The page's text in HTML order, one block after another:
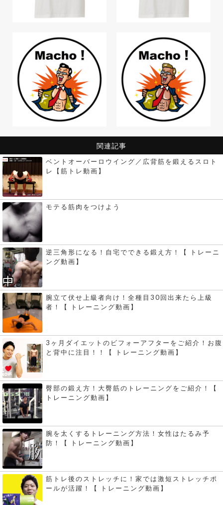
関連記事
ベントオーバーロウイング／広背筋を鍛えるスロト
レ【筋トレ動画】
モテる筋肉をつけよう
逆三角形になる！自宅でできる鍛え方！【 トレーニ
ング動画】
腕立て伏せ上級者向け！全種目30回出来たら上級
者！【 トレーニング動画】
3ヶ月ダイエットのビフォーアフターをご紹介！お腹
と背中に注目！！【 トレーニング動画】
臀部の鍛え方！大臀筋のトレーニングをご紹介！【
トレーニング動画】
腕を太くするトレーニング方法！女性はたるみ予
防！【 トレーニング動画】
筋トレ後のストレッチに！家では激短ストレッチポ
ールが活躍！【 トレーニング動画】